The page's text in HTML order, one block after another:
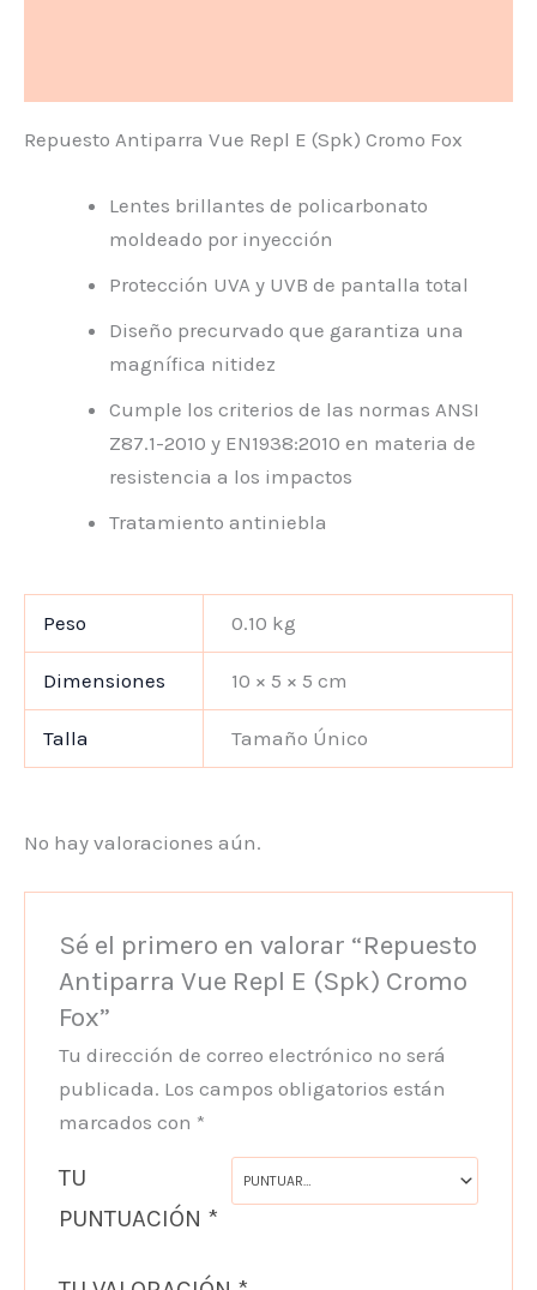
Repuesto Antiparra Vue Repl E (Spk) Cromo Fox
Lentes brillantes de policarbonato
moldeado por inyección
Protección UVA y UVB de pantalla total
Diseño precurvado que garantiza una
magnífica nitidez
Cumple los criterios de las normas ANSI
Z87.1-2010 y EN1938:2010 en materia de
resistencia a los impactos
Tratamiento antiniebla
Peso 0.10 kg
Dimensiones 10 × 5 × 5 cm
Talla Tamaño Único
No hay valoraciones aún.
Sé el primero en valorar “Repuesto
Antiparra Vue Repl E (Spk) Cromo
Fox”
Tu dirección de correo electrónico no será
publicada. Los campos obligatorios están
marcados con *
TU
PUNTUACIÓN *